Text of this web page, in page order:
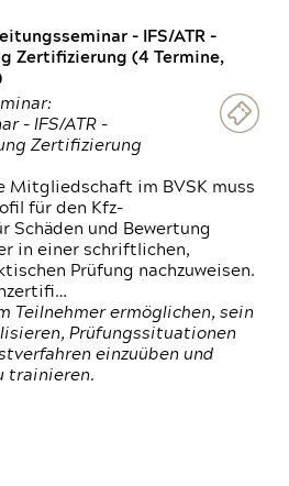
- IFS/ATR -
Zertifizierung (4 Termine,
- IFS/ATR -
Zertifizierung
Mitgliedschaft im BVSK muss
für den Kfz-
Schäden und Bewertung
in einer schriftlichen,
Prüfung nachzuweisen.
Teilnehmer ermöglichen, sein
Prüfungssituationen
einzuüben und
trainieren.